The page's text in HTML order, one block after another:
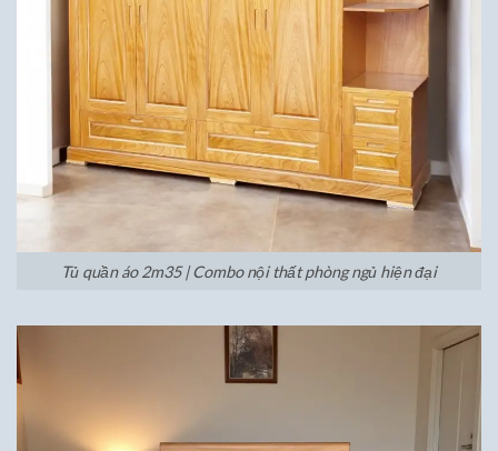
Tủ quần áo 2m35 | Combo nội thất phòng ngủ hiện đại